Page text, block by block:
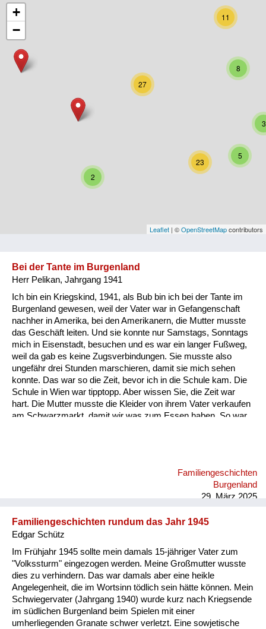
Kärnten
Vorarlberg
Kategorie
Besatzungsmächte
Frauen, Mütter, Kinder
Versorgung
Heimkehrer
Fluchtgeschichten
Wiederaufbau und
Wohnen
8
23
27
3
2
11
5
+
−
Leaflet | ©OpenStreetMapcontributors
Bei der Tante im Burgenland
Herr Pelikan, Jahrgang 1941
Ich bin ein Kriegskind, 1941, als Bub bin ich bei der Tante im
Burgenland gewesen, weil der Vater war in Gefangenschaft
nachher in Amerika, bei den Amerikanern, die Mutter musste
das Geschäft leiten. Und sie konnte nur Samstags, Sonntags
mich in Eisenstadt, besuchen und es war ein langer Fußweg,
weil da gab es keine Zugsverbindungen. Sie musste also
ungefähr drei Stunden marschieren, damit sie mich sehen
konnte. Das war so die Zeit, bevor ich in die Schule kam. Die
Schule in Wien war tipptopp. Aber wissen Sie, die Zeit war
hart. Die Mutter musste die Kleider von ihrem Vater verkaufen
am Schwarzmarkt, damit wir was zum Essen haben. So war
Dann ging die Schule los und da war noch nichts. Die Mutter
musste noch Kleider verkaufen. Das weiß ich noch ...
Familiengeschichten
Burgenland
29. März 2025
Familiengeschichten rundum das Jahr 1945
Edgar Schütz
Im Frühjahr 1945 sollte mein damals 15-jähriger Vater zum
"Volkssturm" eingezogen werden. Meine Großmutter wusste
dies zu verhindern. Das war damals aber eine heikle
Angelegenheit, die im Wortsinn tödlich sein hätte können. Mein
Schwiegervater (Jahrgang 1940) wurde kurz nach Kriegsende
im südlichen Burgenland beim Spielen mit einer
umherliegenden Granate schwer verletzt. Eine sowjetische